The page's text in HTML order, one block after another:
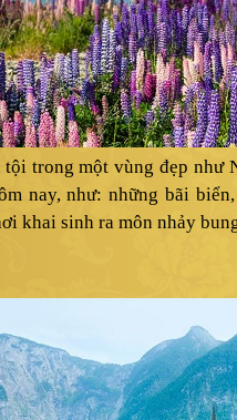
trong một vùng đẹp như
nay, như: những bãi
khai sinh ra môn nhảy